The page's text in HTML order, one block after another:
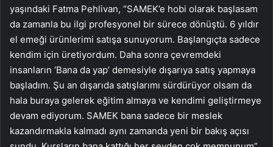
yaşındaki Fatma Pehlivan, “SAMEK’e hobi olarak başlasam
da zamanla bu ilgi profesyonel bir sürece dönüştü. 6 yıldır
el emeği ürünlerimi satışa sunuyorum. Başlangıçta sadece
kendim için üretiyordum. Daha sonra çevremdeki
insanların ‘Bana da yap’ demesiyle dışarıya satış yapmaya
başladım. Şu an dışarıda satışlarımı sürdürüyor olsam da
hala buraya gelerek eğitim almaya ve kendimi geliştirmeye
devam ediyorum. SAMEK bana sadece bir meslek
kazandırmakla kalmadı aynı zamanda yeni bir bakış açısı